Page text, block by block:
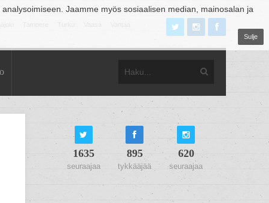
Jaamme myös sosiaalisen median, mainosalan ja
Sulje
1635
seuraajaa
895
tykkääjää
620
seuraajaa